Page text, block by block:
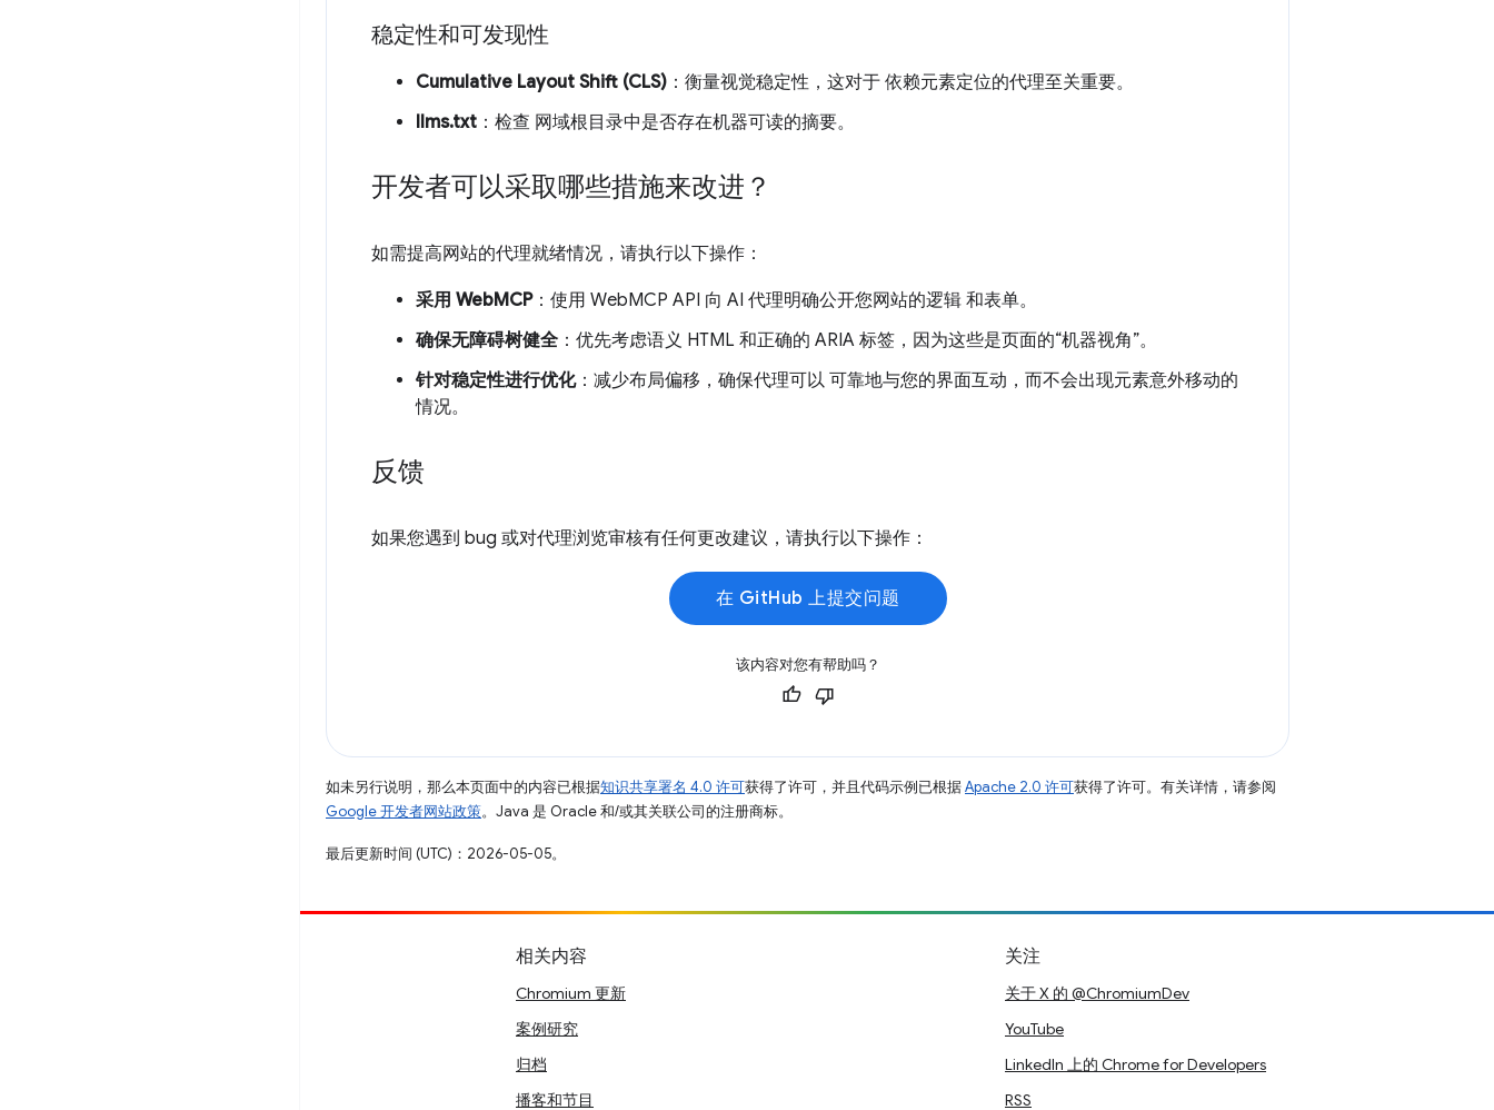
稳定性和可发现性
Cumulative Layout Shift (CLS) ：衡量视觉稳定性，这对于 依赖元素定位的代理至关重要。
llms.txt ：检查 网域根目录中是否存在机器可读的摘要。
开发者可以采取哪些措施来改进？
如需提高网站的代理就绪情况，请执行以下操作：
采用 WebMCP：使用 WebMCP API 向 AI 代理明确公开您网站的逻辑 和表单。
确保无障碍树健全 ：优先考虑语义 HTML 和正确的 ARIA 标签，因为这些是页面的“机器视角”。
针对稳定性进行优化：减少布局偏移，确保代理可以 可靠地与您的界面互动，而不会出现元素意外移动的
情况。
反馈
如果您遇到 bug 或对代理浏览审核有任何更改建议，请执行以下操作：
在 GitHub 上提交问题
该内容对您有帮助吗？
如未另行说明，那么本页面中的内容已根据知识共享署名 4.0 许可获得了许可，并且代码示例已根据Apache 2.0 许可获得了许可。有关详情，请参阅
Google 开发者网站政策。Java 是 Oracle 和/或其关联公司的注册商标。
最后更新时间 (UTC)：2026-05-05。
相关内容
Chromium 更新
案例研究
归档
播客和节目
关注
关于 X 的 @ChromiumDev
YouTube
LinkedIn 上的 Chrome for Developers
RSS